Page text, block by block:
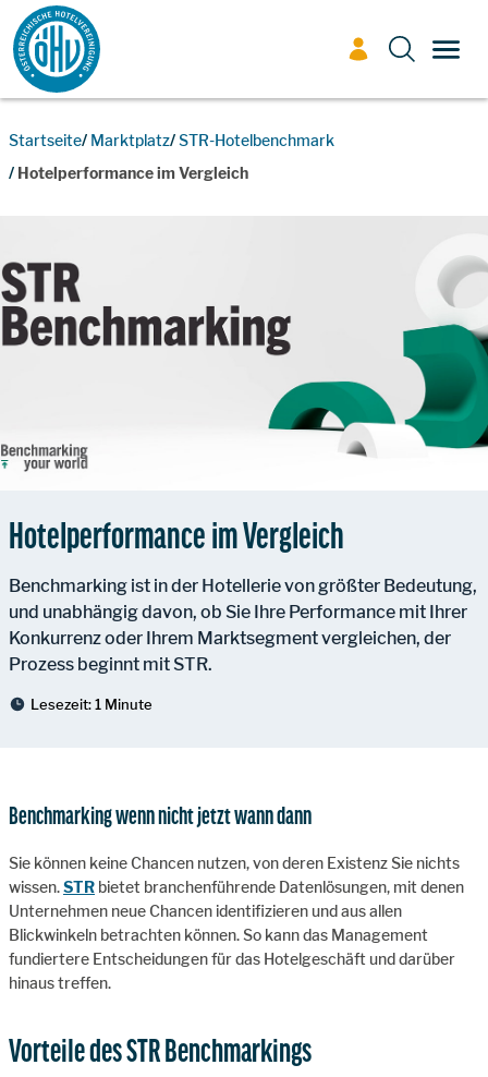
Zum Inhalt
Startseite Marktplatz STR-Hotelbenchmark
Hotelperformance im Vergleich
Hotelperformance im Vergleich
Benchmarking ist in der Hotellerie von größter Bedeutung,
und unabhängig davon, ob Sie Ihre Performance mit Ihrer
Konkurrenz oder Ihrem Marktsegment vergleichen, der
Prozess beginnt mit STR.
Lesezeit:1 Minute
Benchmarking wenn nicht jetzt wann dann
Sie können keine Chancen nutzen, von deren Existenz Sie nichts
wissen.STR bietet branchenführende Datenlösungen, mit denen
Unternehmen neue Chancen identifizieren und aus allen
Blickwinkeln betrachten können. So kann das Management
fundiertere Entscheidungen für das Hotelgeschäft und darüber
hinaus treffen.
Vorteile des STR Benchmarkings